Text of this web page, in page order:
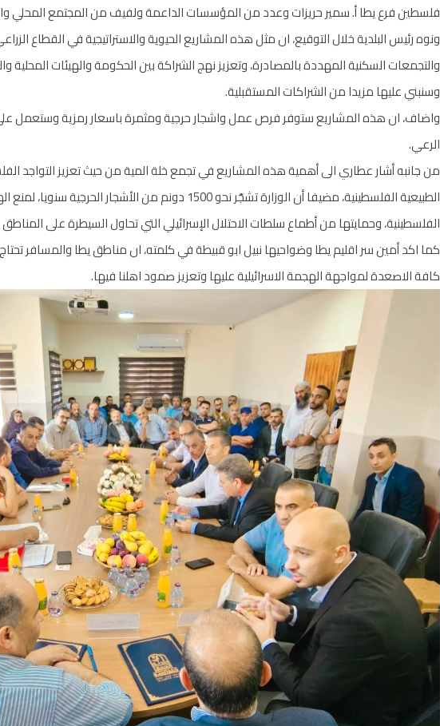
فلسطين فرع يطا أ. سمير حريزات وعدد من المؤسسات الداعمة ولفيف من المجتمع المحلي
ونوه رئيس البلدية خلال التوقيع، ان مثل هذه المشاريع الحيوية والاستراتيجية في القطاع
والتجمعات السكنية المهددة بالمصادرة، وتعزيز نهج الشراكة بين الحكومة والهيئات المحلية
وسنبني عليها مزيدا من الشراكات المستقبلية.
واضاف، ان هذه المشاريع ستوفر فرص عمل واشجار حرجية ومثمرة باسعار رمزية وستعمل
الرعي.
من جانبه أشار عطاري الى أهمية هذه المشاريع في تجمع خلة المية من حيث تعزيز التواجد
الطبيعية الفلسطينية، مضيفا أن الوزارة تشجّر نحو 1500 دونم من
الفلسطينية، وحمايتها من أطماع سلطات الاحتلال الإسرائيلي التي تحاول السيطرة على
كما اكد أمين سر اقليم يطا وضواحيها نبيل ابو قبيطة في كلمته، ان مناطق يطا والمسافر
كافة الاصعدة لمواجهة الهجمة الاسرائيلية عليها وتعزيز صمود اهلنا فيها.